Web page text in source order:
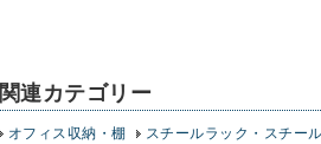
関連カテゴリー
オフィス収納・棚 スチールラック・スチー